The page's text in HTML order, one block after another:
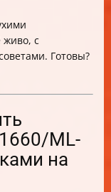
с
Готовы?
ML-
на